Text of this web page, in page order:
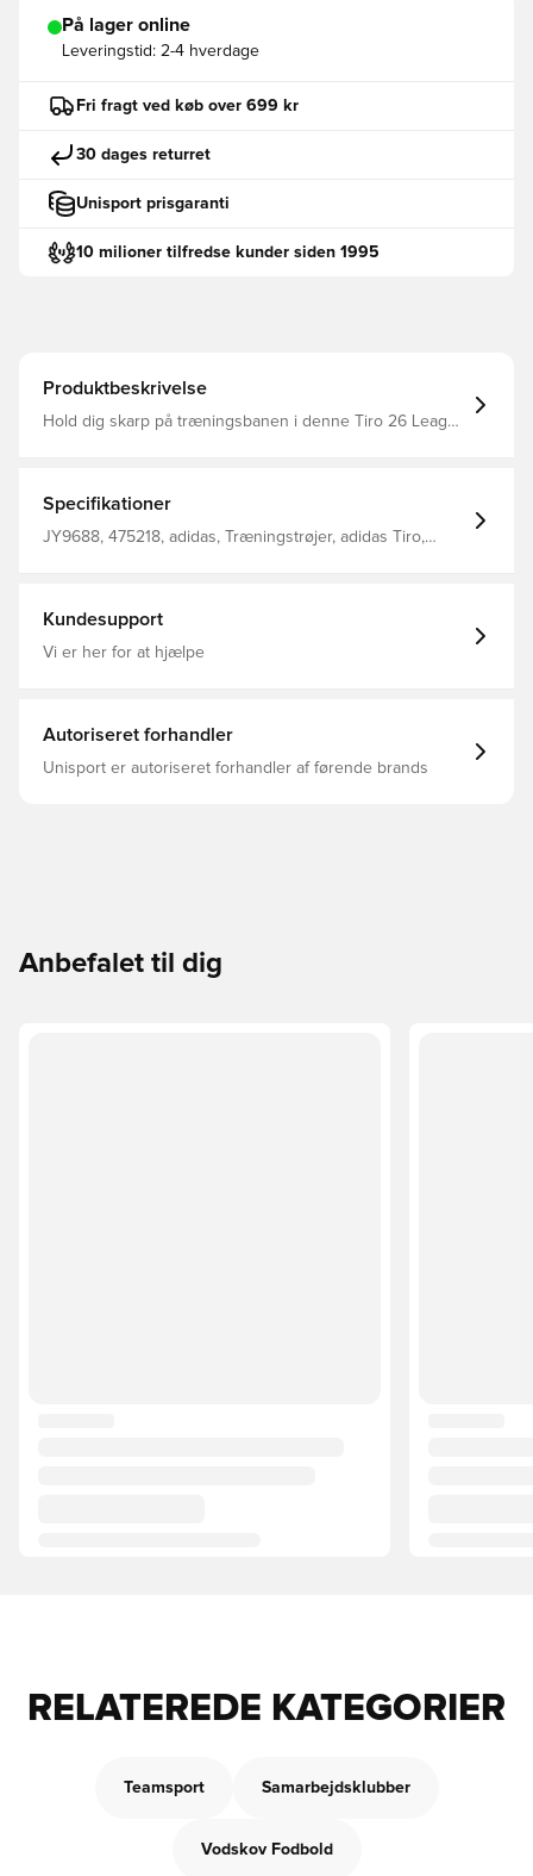
På lager online
Leveringstid: 2-4 hverdage
Fri fragt ved køb over 699 kr
30 dages returret
Unisport prisgaranti
10 milioner tilfredse kunder siden 1995
Produktbeskrivelse
Hold dig skarp på træningsbanen i denne Tiro 26 League
lynlås Mesh-paneler CLIMACOOL-teknologi Slim fit 100%
genanvendt polyester
Specifikationer
JY9688, 475218, adidas, Træningstrøjer, adidas Tiro,
Kundesupport
Vi er her for at hjælpe
Autoriseret forhandler
Unisport er autoriseret forhandler af førende brands
Anbefalet til dig
RELATEREDE KATEGORIER
Teamsport Samarbejdsklubber
Vodskov Fodbold